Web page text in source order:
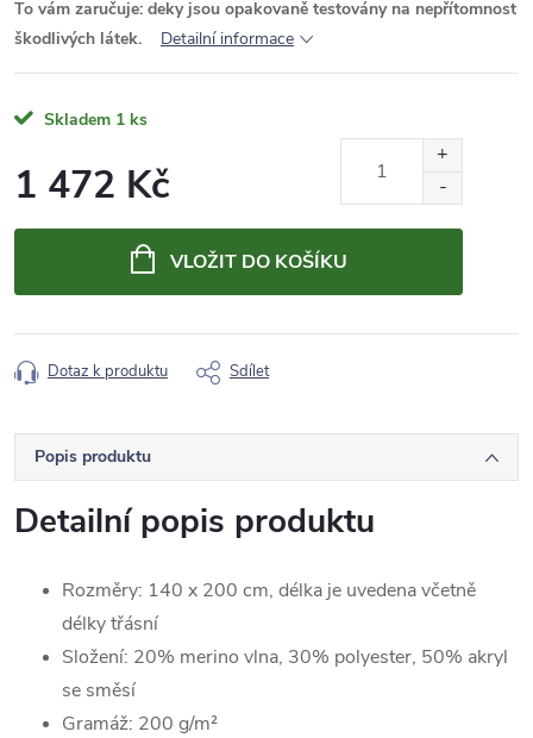
To vám zaručuje: deky jsou opakovaně testovány na nepřítomnost
škodlivých látek.
Detailní informace
Skladem 1 ks
1 472 Kč
VLOŽIT DO KOŠÍKU
Dotaz k produktu Sdílet
Popis produktu
Detailní popis produktu
Rozměry: 140 x 200 cm, délka je uvedena včetně
délky třásní
Složení: 20% merino vlna, 30% polyester, 50% akryl
se směsí
Gramáž: 200 g/m²